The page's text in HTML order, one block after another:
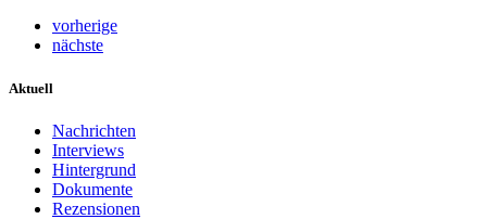
vorherige
nächste
Aktuell
Nachrichten
Interviews
Hintergrund
Dokumente
Rezensionen